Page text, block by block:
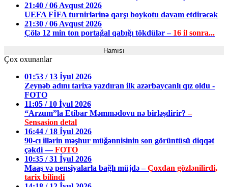
21:40 / 06 Avqust 2026
UEFA FİFA turnirlərinə qarşı boykotu davam etdirəcək
21:30 / 06 Avqust 2026
Çölə 12 min ton portağal qabığı tökdülər – 16 il sonra...
Hamısı
Çox oxunanlar
01:53 / 13 İyul 2026
Zeynəb adını tarixə yazdıran ilk azərbaycanlı qız oldu -
FOTO
11:05 / 10 İyul 2026
“Arzum”la Etibar Məmmədovu nə birləşdirir?–
Sensasion detal
16:44 / 18 İyul 2026
90-cı illərin məşhur müğənnisinin son görüntüsü diqqət
çəkdi —FOTO
10:35 / 31 İyul 2026
Maaş və pensiyalarla bağlı müjdə –Çoxdan gözlənilirdi,
tarix bilindi